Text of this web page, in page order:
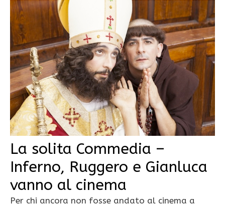
La solita Commedia –
Inferno, Ruggero e Gianluca
vanno al cinema
Per chi ancora non fosse andato al cinema a